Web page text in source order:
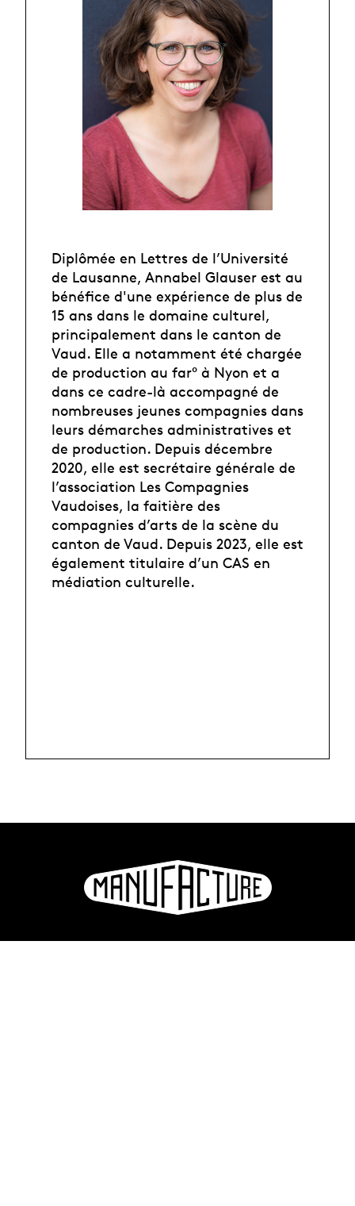
Diplômée en Lettres de l’Université
de Lausanne, Annabel Glauser est au
bénéfice d'une expérience de plus de
15 ans dans le domaine culturel,
principalement dans le canton de
Vaud. Elle a notamment été chargée
de production au far° à Nyon et a
dans ce cadre-là accompagné de
nombreuses jeunes compagnies dans
leurs démarches administratives et
de production. Depuis décembre
2020, elle est secrétaire générale de
l’association Les Compagnies
Vaudoises, la faitière des
compagnies d’arts de la scène du
canton de Vaud. Depuis 2023, elle est
également titulaire d’un CAS en
médiation culturelle.